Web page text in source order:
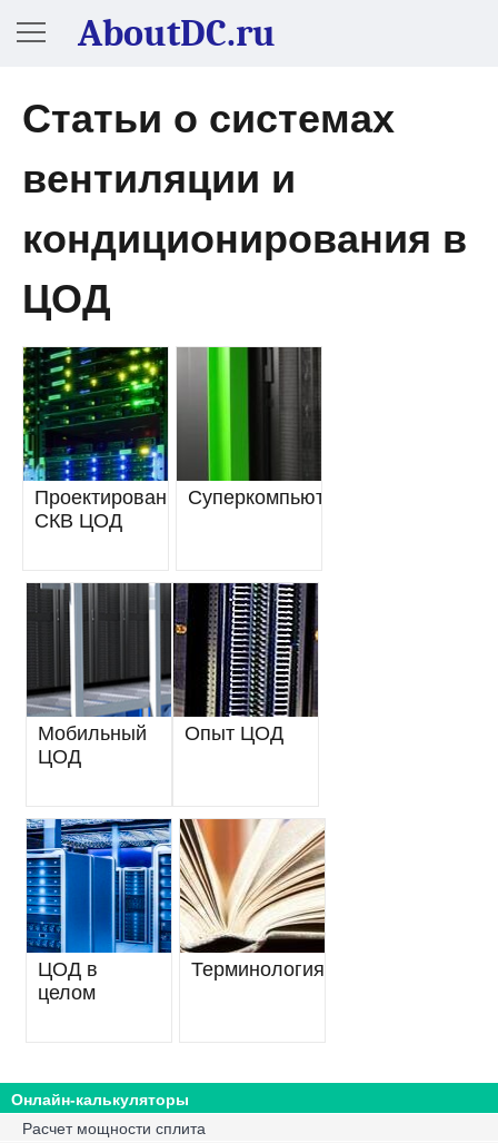
AboutDC.ru
Статьи о системах
вентиляции и
кондиционирования в
ЦОД
Проектирование
СКВ ЦОД
Суперкомпьютеры
Мобильный
ЦОД
Опыт ЦОД
ЦОД в
целом
Терминология
Онлайн-калькуляторы
Расчет мощности сплита